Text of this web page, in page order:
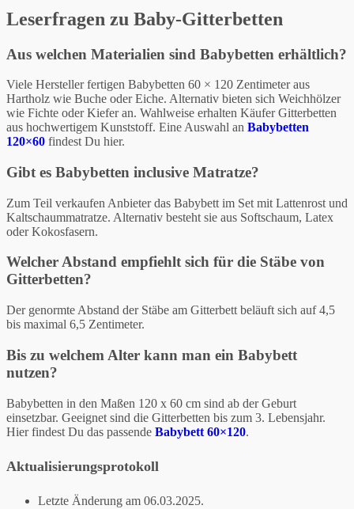
Leserfragen zu Baby-Gitterbetten
Aus welchen Materialien sind Babybetten erhältlich?
Viele Hersteller fertigen Babybetten 60 × 120 Zentimeter aus
Hartholz wie Buche oder Eiche. Alternativ bieten sich Weichhölzer
wie Fichte oder Kiefer an. Wahlweise erhalten Käufer Gitterbetten
aus hochwertigem Kunststoff. Eine Auswahl an Babybetten
120×60 findest Du hier.
Gibt es Babybetten inclusive Matratze?
Zum Teil verkaufen Anbieter das Babybett im Set mit Lattenrost und
Kaltschaummatratze. Alternativ besteht sie aus Softschaum, Latex
oder Kokosfasern.
Welcher Abstand empfiehlt sich für die Stäbe von
Gitterbetten?
Der genormte Abstand der Stäbe am Gitterbett beläuft sich auf 4,5
bis maximal 6,5 Zentimeter.
Bis zu welchem Alter kann man ein Babybett
nutzen?
Babybetten in den Maßen 120 x 60 cm sind ab der Geburt
einsetzbar. Geeignet sind die Gitterbetten bis zum 3. Lebensjahr.
Hier findest Du das passende Babybett 60×120.
Aktualisierungsprotokoll
Letzte Änderung am 06.03.2025.